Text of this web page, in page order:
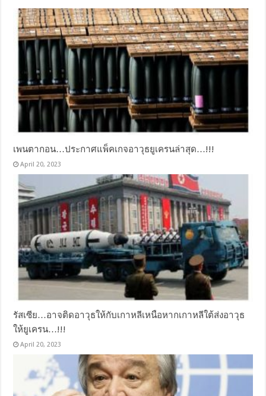
เพนตากอน…ประกาศแพ็คเกจอาวุธยูเครนล่าสุด…!!!
April 20, 2023
รัสเซีย…อาจติดอาวุธให้กับเกาหลีเหนือหากเกาหลีใต้ส่งอาวุธ
ให้ยูเครน…!!!
April 20, 2023